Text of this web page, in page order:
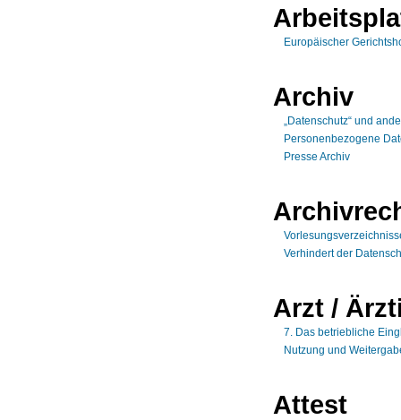
Europäischer
Archiv
„Datenschutz“ und
Personenbezogene
Presse Archiv
Verhindert der
Arzt /
7. Das betriebliche
Nutzung und
Attest